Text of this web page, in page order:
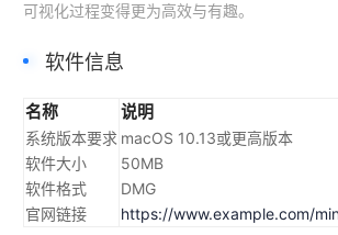
可视化过程变得更为高效与有趣。
软件信息
名称 说明
系统版本要求 macOS 10.13或更高版本
软件大小
50MB
软件格式
DMG
官网链接
https://www.example.com/